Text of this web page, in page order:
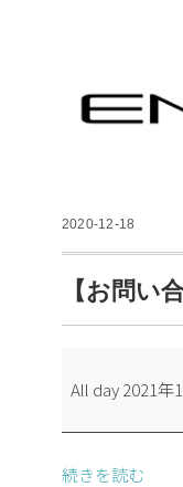
2020-12-18
【お問い
問
い
All day2021年
続きを読む